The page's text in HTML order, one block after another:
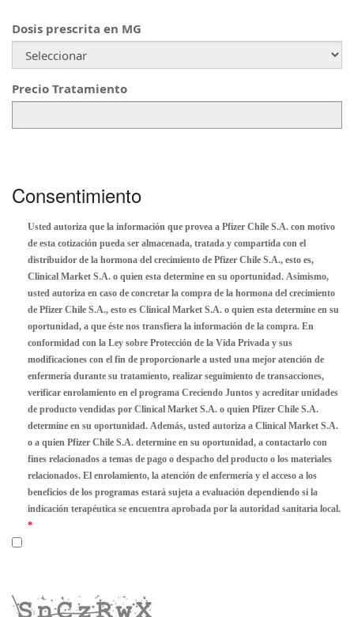
Dosis prescrita en MG
Precio Tratamiento
Consentimiento
Usted autoriza que la información que provea a Pfizer Chile S.A. con motivo
de esta cotización pueda ser almacenada, tratada y compartida con el
distribuidor de la hormona del crecimiento de Pfizer Chile S.A., esto es,
Clinical Market S.A. o quien esta determine en su oportunidad. Asimismo,
usted autoriza en caso de concretar la compra de la hormona del crecimiento
de Pfizer Chile S.A., esto es Clinical Market S.A. o quien esta determine en su
oportunidad, a que éste nos transfiera la información de la compra. En
conformidad con la Ley sobre Protección de la Vida Privada y sus
modificaciones con el fin de proporcionarle a usted una mejor atención de
enfermería durante su tratamiento, realizar seguimiento de transacciones,
verificar enrolamiento en el programa Creciendo Juntos y acreditar unidades
de producto vendidas por Clinical Market S.A. o quien Pfizer Chile S.A.
determine en su oportunidad. Además, usted autoriza a Clinical Market S.A.
o a quien Pfizer Chile S.A. determine en su oportunidad, a contactarlo con
fines relacionados a temas de pago o despacho del producto o los materiales
relacionados. El enrolamiento, la atención de enfermería y el acceso a los
beneficios de los programas estará sujeta a evaluación dependiendo si la
indicación terapéutica se encuentra aprobada por la autoridad sanitaria local.